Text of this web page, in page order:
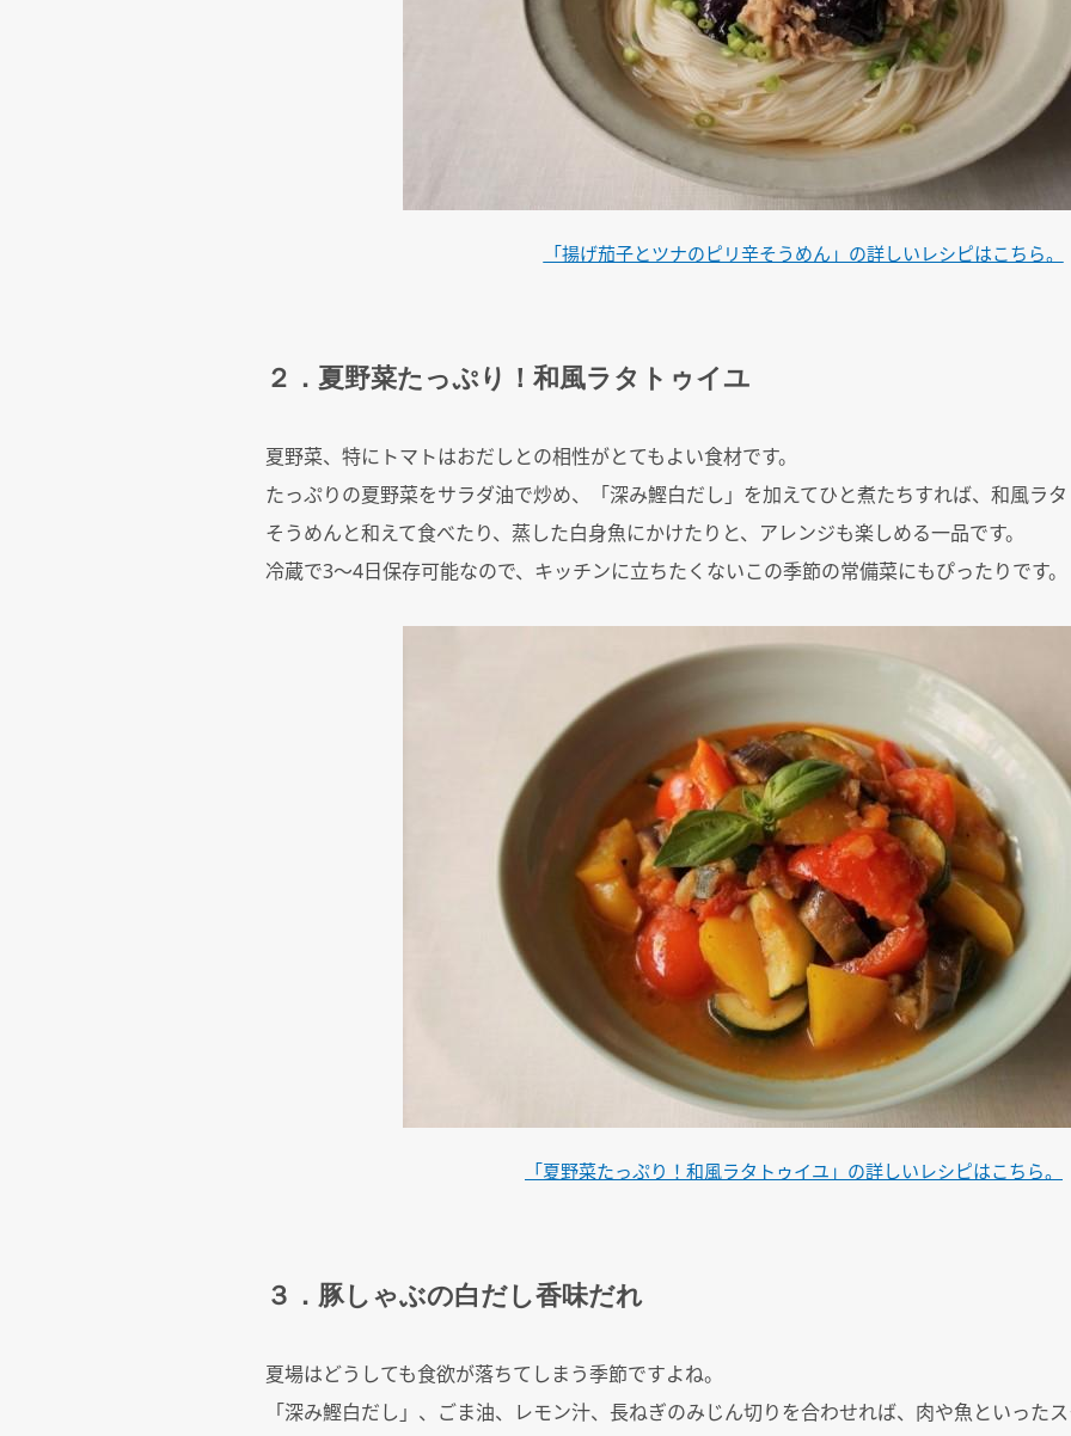
「揚げ茄子とツナのピリ辛そうめん」の詳しいレシピはこちら。
２．夏野菜たっぷり！和風ラタトゥイユ
夏野菜、特にトマトはおだしとの相性がとてもよい食材です。
たっぷりの夏野菜をサラダ油で炒め、「深み鰹白だし」を加えてひと煮たちすれば、和風ラ
そうめんと和えて食べたり、蒸した白身魚にかけたりと、アレンジも楽しめる一品です。
冷蔵で3～4日保存可能なので、キッチンに立ちたくないこの季節の常備菜にもぴったりです。
「夏野菜たっぷり！和風ラタトゥイユ」の詳しいレシピはこちら。
３．豚しゃぶの白だし香味だれ
夏場はどうしても食欲が落ちてしまう季節ですよね。
「深み鰹白だし」、ごま油、レモン汁、長ねぎのみじん切りを合わせれば、肉や魚といった